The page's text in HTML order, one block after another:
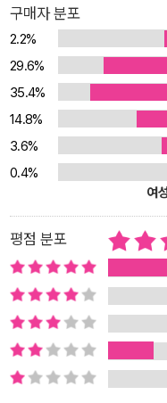
에서 낯선 건물을 발견한다.
보는 듯한 건물의 인상에
으로 안으로 다급히 들어
TV도 없고 새빨간 자판기
크(Rogue-like)’라는 네온
‘구구단편서가’ 시리즈 소개
다채로운 소재로 무궁무진
나의 주제로 묶어, 다양한
가지의 전자책 시리즈. 단편
자리를 900원 단위로 맞춤
름으로, 첫 론칭 시리즈로
지침서』와 『출근은 했는
을 선보인다.
구매자 분포
2.2%
29.6%
35.4%
14.8%
3.6%
0.4%
여
평점 분포